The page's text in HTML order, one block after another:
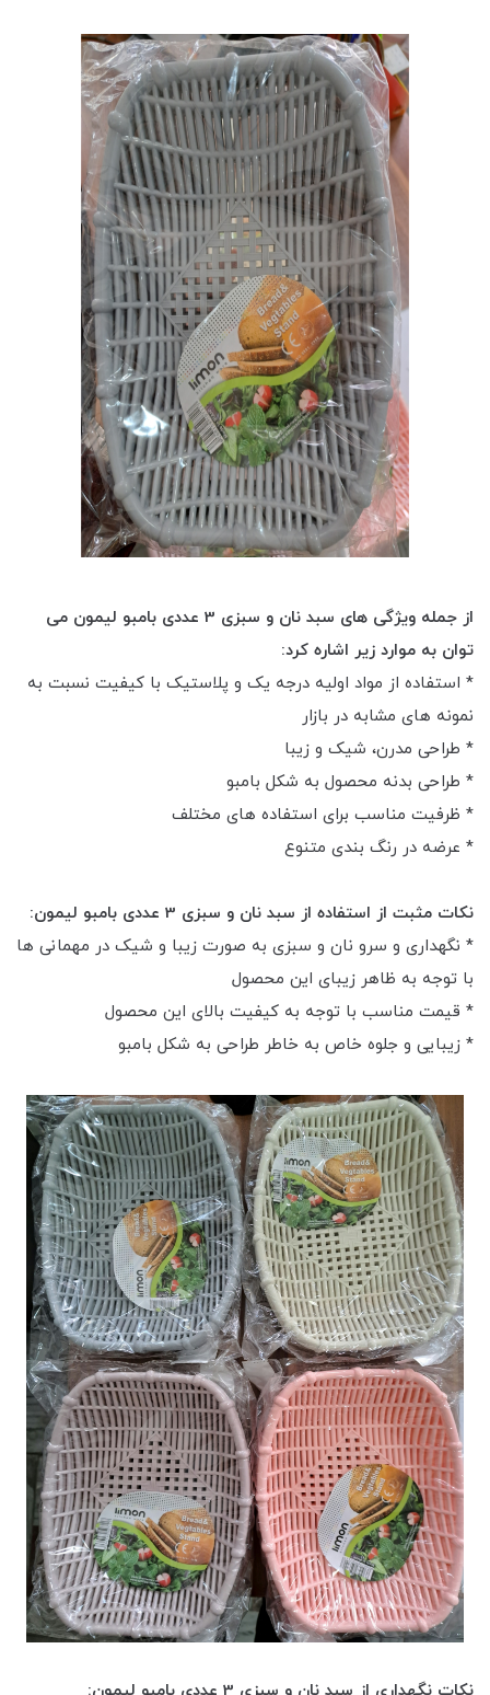
از جمله ویژگی های سبد نان و سبزی 3 عددی بامبو لیمون می
توان به موارد زیر اشاره کرد:
* استفاده از مواد اولیه درجه یک و پلاستیک با کیفیت نسبت به
نمونه های مشابه در بازار
* طراحی مدرن، شیک و زیبا
* طراحی بدنه محصول به شکل بامبو
* ظرفیت مناسب برای استفاده های مختلف
* عرضه در رنگ بندی متنوع
نکات مثبت از استفاده از سبد نان و سبزی 3 عددی بامبو لیمون:
* نگهداری و سرو نان و سبزی به صورت زیبا و شیک در مهمانی ها
با توجه به ظاهر زیبای این محصول
* قیمت مناسب با توجه به کیفیت بالای این محصول
* زیبایی و جلوه خاص به خاطر طراحی به شکل بامبو